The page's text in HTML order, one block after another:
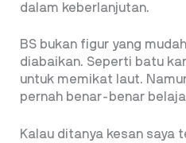
dalam keberlanjutan.
BS bukan figur yang
diabaikan. Seperti batu
untuk memikat laut.
pernah benar-benar
Kalau ditanya kesan saya